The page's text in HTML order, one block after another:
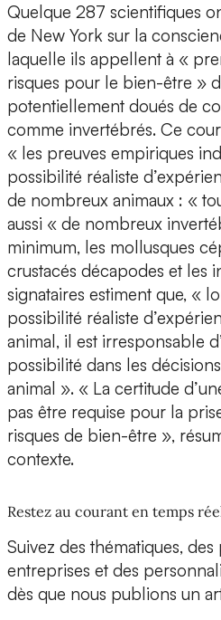
Quelque 287 scientifiques
de New York sur la
laquelle ils appellent à «
risques pour le bien-être »
potentiellement doués de
comme invertébrés. Ce
« les preuves empiriques
possibilité réaliste
de nombreux animaux : «
aussi « de nombreux
minimum, les mollusques
crustacés décapodes et les
signataires estiment que, «
possibilité réaliste
animal, il est irresponsable
possibilité dans les
animal ». « La certitude
pas être requise pour la
risques de bien-être »,
contexte.
Restez au courant en temps
Suivez des thématiques,
entreprises et des
dès que nous publions un